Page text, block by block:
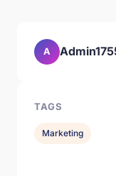
A
TAGS
Marketing